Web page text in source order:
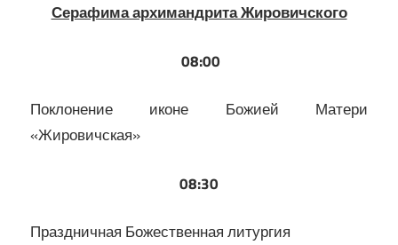
Серафима архимандрита Жировичского
08:00
Поклонение иконе Божией Матери
«Жировичская»
08:30
Праздничная Божественная литургия